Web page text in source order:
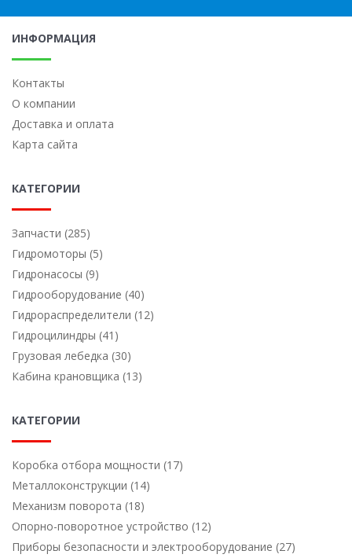
ИНФОРМАЦИЯ
Контакты
О компании
Доставка и оплата
Карта сайта
КАТЕГОРИИ
Запчасти (285)
Гидромоторы (5)
Гидронасосы (9)
Гидрооборудование (40)
Гидрораспределители (12)
Гидроцилиндры (41)
Грузовая лебедка (30)
Кабина крановщика (13)
КАТЕГОРИИ
Коробка отбора мощности (17)
Металлоконструкции (14)
Механизм поворота (18)
Опорно-поворотное устройство (12)
Приборы безопасности и электрооборудование (27)